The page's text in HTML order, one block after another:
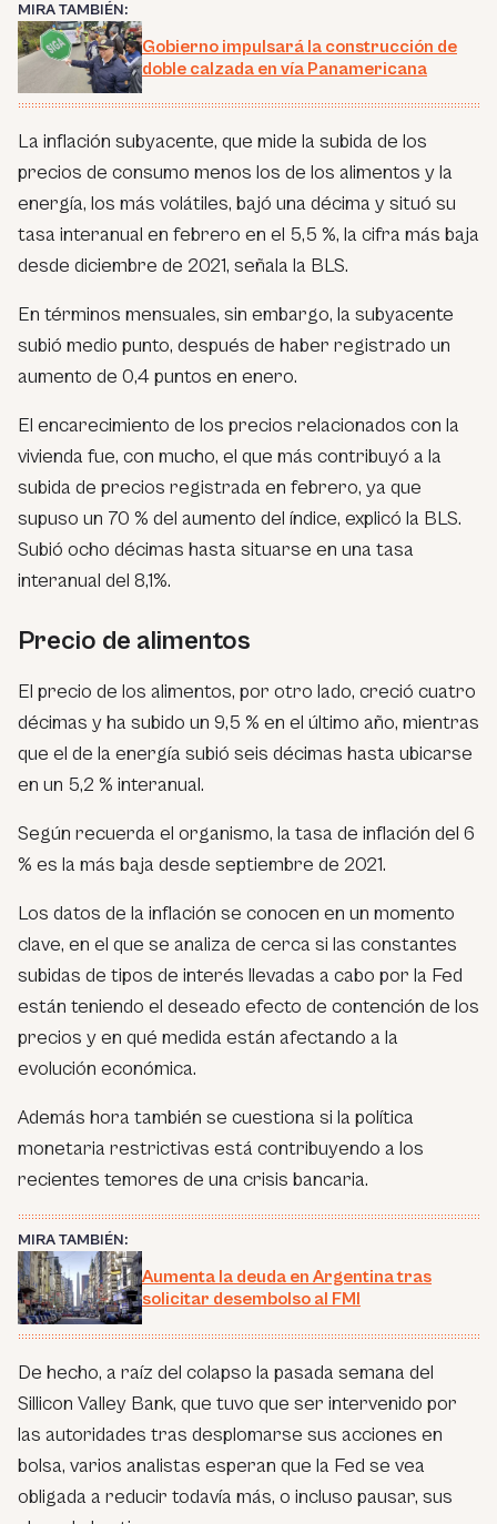
MIRA TAMBIÉN:
Gobierno impulsará la construcción de
doble calzada en vía Panamericana
La inflación subyacente, que mide la subida de los
precios de consumo menos los de los alimentos y la
energía, los más volátiles, bajó una décima y situó su
tasa interanual en febrero en el 5,5 %, la cifra más baja
desde diciembre de 2021, señala la BLS.
En términos mensuales, sin embargo, la subyacente
subió medio punto, después de haber registrado un
aumento de 0,4 puntos en enero.
El encarecimiento de los precios relacionados con la
vivienda fue, con mucho, el que más contribuyó a la
subida de precios registrada en febrero, ya que
supuso un 70 % del aumento del índice, explicó la BLS.
Subió ocho décimas hasta situarse en una tasa
interanual del 8,1%.
Precio de alimentos
El precio de los alimentos, por otro lado, creció cuatro
décimas y ha subido un 9,5 % en el último año, mientras
que el de la energía subió seis décimas hasta ubicarse
en un 5,2 % interanual.
Según recuerda el organismo, la tasa de inflación del 6
% es la más baja desde septiembre de 2021.
Los datos de la inflación se conocen en un momento
clave, en el que se analiza de cerca si las constantes
subidas de tipos de interés llevadas a cabo por la Fed
están teniendo el deseado efecto de contención de los
precios y en qué medida están afectando a la
evolución económica.
Además hora también se cuestiona si la política
monetaria restrictivas está contribuyendo a los
recientes temores de una crisis bancaria.
MIRA TAMBIÉN:
Aumenta la deuda en Argentina tras
solicitar desembolso al FMI
De hecho, a raíz del colapso la pasada semana del
Sillicon Valley Bank, que tuvo que ser intervenido por
las autoridades tras desplomarse sus acciones en
bolsa, varios analistas esperan que la Fed se vea
obligada a reducir todavía más, o incluso pausar, sus